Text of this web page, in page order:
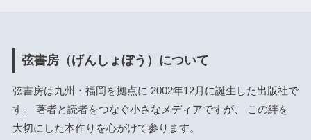
弦書房（げんしょぼう）について
弦書房は九州・福岡を拠点に 2002年12月に誕生した出版社で
す。 著者と読者をつなぐ小さなメディアですが、 この絆を
大切にした本作りを心がけて参ります。